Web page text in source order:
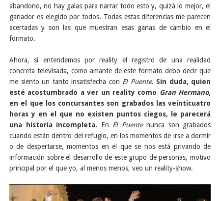
abandono, no hay galas para narrar todo esto y, quizá lo mejor, el
ganador es elegido por todos. Todas estas diferencias me parecen
acertadas y son las que muestran esas ganas de cambio en el
formato.
Ahora, si entendemos por reality el registro de una realidad
concreta televisada, como amante de este formato debo decir que
me siento un tanto insatisfecha con El Puente. Sin duda, quien
esté acostumbrado a ver un reality como Gran Hermano,
en el que los concursantes son grabados las veinticuatro
horas y en el que no existen puntos ciegos, le parecerá
una historia incompleta. En El Puente nunca son grabados
cuando están dentro del refugio, en los momentos de irse a dormir
o de despertarse, momentos en el que se nos está privando de
información sobre el desarrollo de este grupo de personas, motivo
principal por el que yo, al menos menos, veo un reality-show.